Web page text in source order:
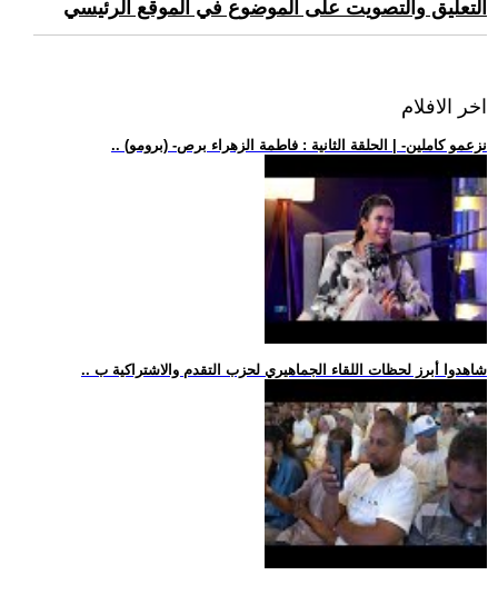
التعليق والتصويت على الموضوع في الموقع الرئيسي
اخر الافلام
.. (برومو) -نزعمو كاملين- | الحلقة الثانية : فاطمة الزهراء برص
.. شاهدوا أبرز لحظات اللقاء الجماهيري لحزب التقدم والاشتراكية ب